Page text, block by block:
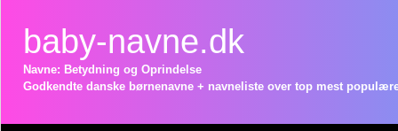
baby-navne.dk
Navne: Betydning og Oprindelse
Godkendte danske børnenavne + navneliste over top mest